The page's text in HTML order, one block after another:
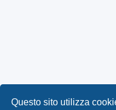
Questo sito utilizza